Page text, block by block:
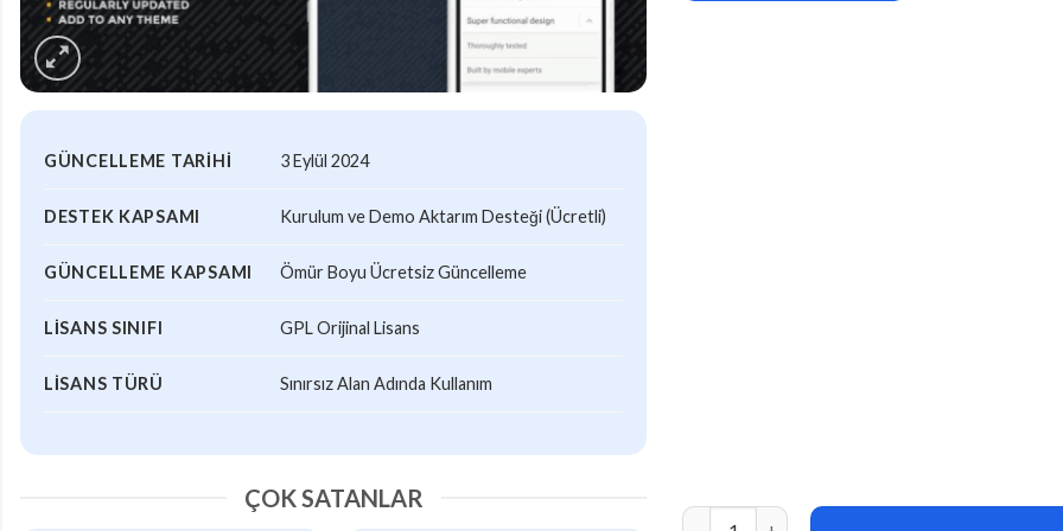
GÜNCELLEME TARIHI 3 Eylül 2024
DESTEK KAPSAMI Kurulum ve Demo Aktarım Desteği (Ücretli)
GÜNCELLEME KAPSAMI Ömür Boyu Ücretsiz Güncelleme
LISANS SINIFI GPL Orijinal Lisans
LISANS TÜRÜ Sınırsız Alan Adında Kullanım
ÇOK SATANLAR
Tactile (v2.1) WordPress Mobile Menu adet